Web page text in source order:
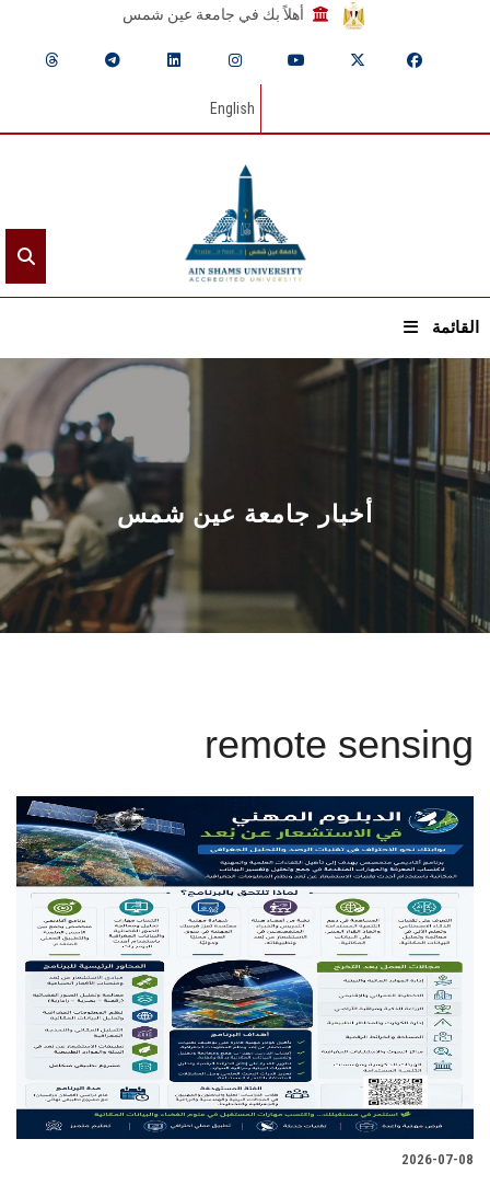
أهلاً بك في جامعة عين شمس
English
القائمة
الرئيسيـة
عن الجامعة
القطاعـات
الشئون الأكاديمية
البحث العلمي
الأنظمة الذكية
الإعلام
تواصل معنا
الطلاب
هيئة التدريس
الدراسات العليا
أخبار جامعة عين شمس
remote sensing
2026-07-08